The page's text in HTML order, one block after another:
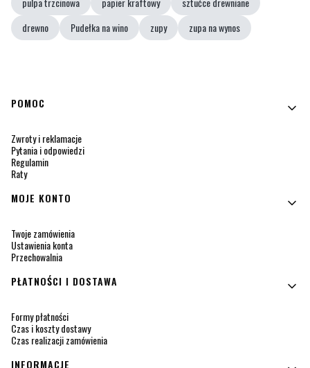
drewno
Pudełka na wino zupy zupa na wynos
Linki w stopce
POMOC
Zwroty i reklamacje
Pytania i odpowiedzi
Regulamin
Raty
MOJE KONTO
Twoje zamówienia
Ustawienia konta
Przechowalnia
PŁATNOŚCI I DOSTAWA
Formy płatności
Czas i koszty dostawy
Czas realizacji zamówienia
INFORMACJE